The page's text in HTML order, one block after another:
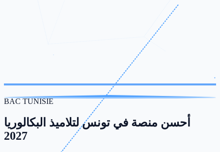
BAC TUNISIE
أحسن منصة في تونس لتلاميذ البكالوريا
2027